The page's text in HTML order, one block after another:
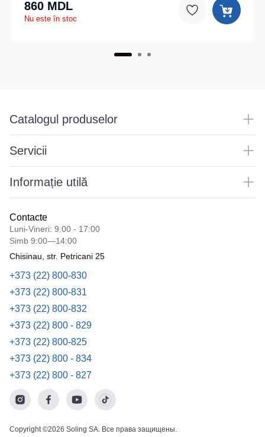
860 MDL
Nu este în stoc
Catalogul produselor
Servicii
Informație utilă
Contacte
Luni-Vineri: 9:00 - 17:00
Simb 9:00—14:00
Chisinau, str. Petricani 25
+373 (22) 800-830
+373 (22) 800-831
+373 (22) 800-832
+373 (22) 800 - 829
+373 (22) 800-825
+373 (22) 800 - 834
+373 (22) 800 - 827
Copyright ©2026 Soling SA. Все права защищены.